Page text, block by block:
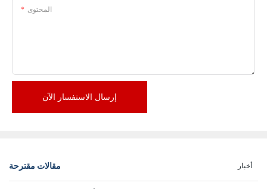
المحتوى
إرسال الاستفسار الآن
مقالات مقترحة أخبار